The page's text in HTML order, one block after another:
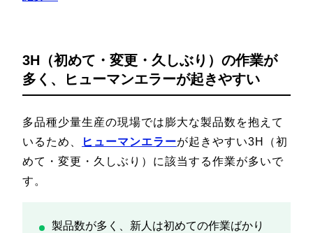
3H（初めて・変更・久しぶり）の作業が
多く、ヒューマンエラーが起きやすい
多品種少量生産の現場では膨大な製品数を抱えて
いるため、
ヒューマンエラーが起きやすい3H（初
めて・変更・久しぶり）に該当する作業が多いで
す。
製品数が多く、新人は初めての作業ばかり